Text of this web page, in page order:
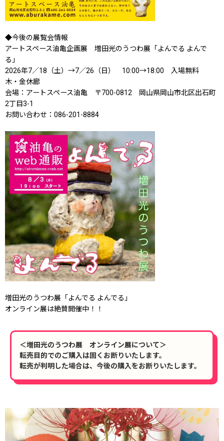
◆今後の展覧会情報
アートスペース油亀企画展 増田光のうつわ展「よんでる よんで
る」
2026年7／18（土）→7／26（日） 10:00→18:00 入場無料
木・金休廊
会場：アートスペース油亀 〒700-0812 岡山県岡山市北区出石町
2丁目3-1
お問い合わせ：086-201-8884
増田光のうつわ展「よんでる よんでる」
オンライン展は絶賛開催中！！
＜増田光のうつわ展 オンライン展について＞
転売目的でのご購入は固くお断りいたします。
転売が判明した場合は、今後の購入をお断りいたします。